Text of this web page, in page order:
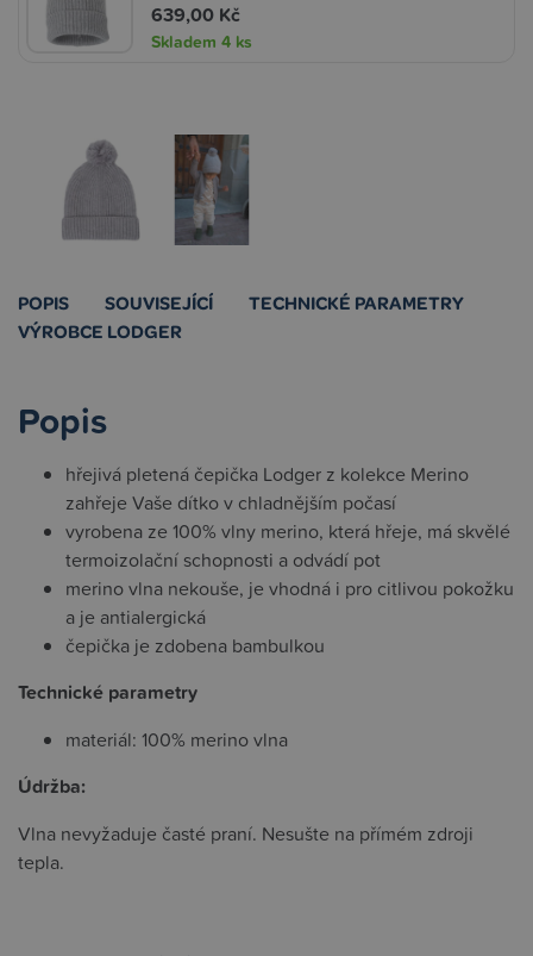
639,00 Kč
Skladem 4 ks
POPIS SOUVISEJÍCÍ
TECHNICKÉ PARAMETRY
VÝROBCE LODGER
Popis
hřejivá pletená čepička Lodger z kolekce Merino
zahřeje Vaše dítko v chladnějším počasí
vyrobena ze 100% vlny merino, která hřeje, má skvělé
termoizolační schopnosti a odvádí pot
merino vlna nekouše, je vhodná i pro citlivou pokožku
a je antialergická
čepička je zdobena bambulkou
Technické parametry
materiál: 100% merino vlna
Údržba:
Vlna nevyžaduje časté praní. Nesušte na přímém zdroji
tepla.